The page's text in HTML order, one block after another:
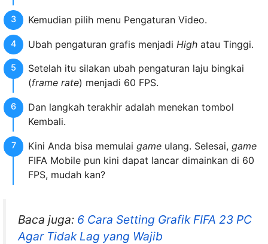
Kemudian pilih menu Pengaturan Video.
Ubah pengaturan grafis menjadi Highatau Tinggi.
Setelah itu silakan ubah pengaturan laju bingkai
(frame rate) menjadi 60 FPS.
Dan langkah terakhir adalah menekan tombol
Kembali.
Kini Anda bisa memulai gameulang. Selesai, game
FIFA Mobile pun kini dapat lancar dimainkan di 60
FPS, mudah kan?
Baca juga: 6 Cara Setting Grafik FIFA 23 PC
Agar Tidak Lag yang Wajib